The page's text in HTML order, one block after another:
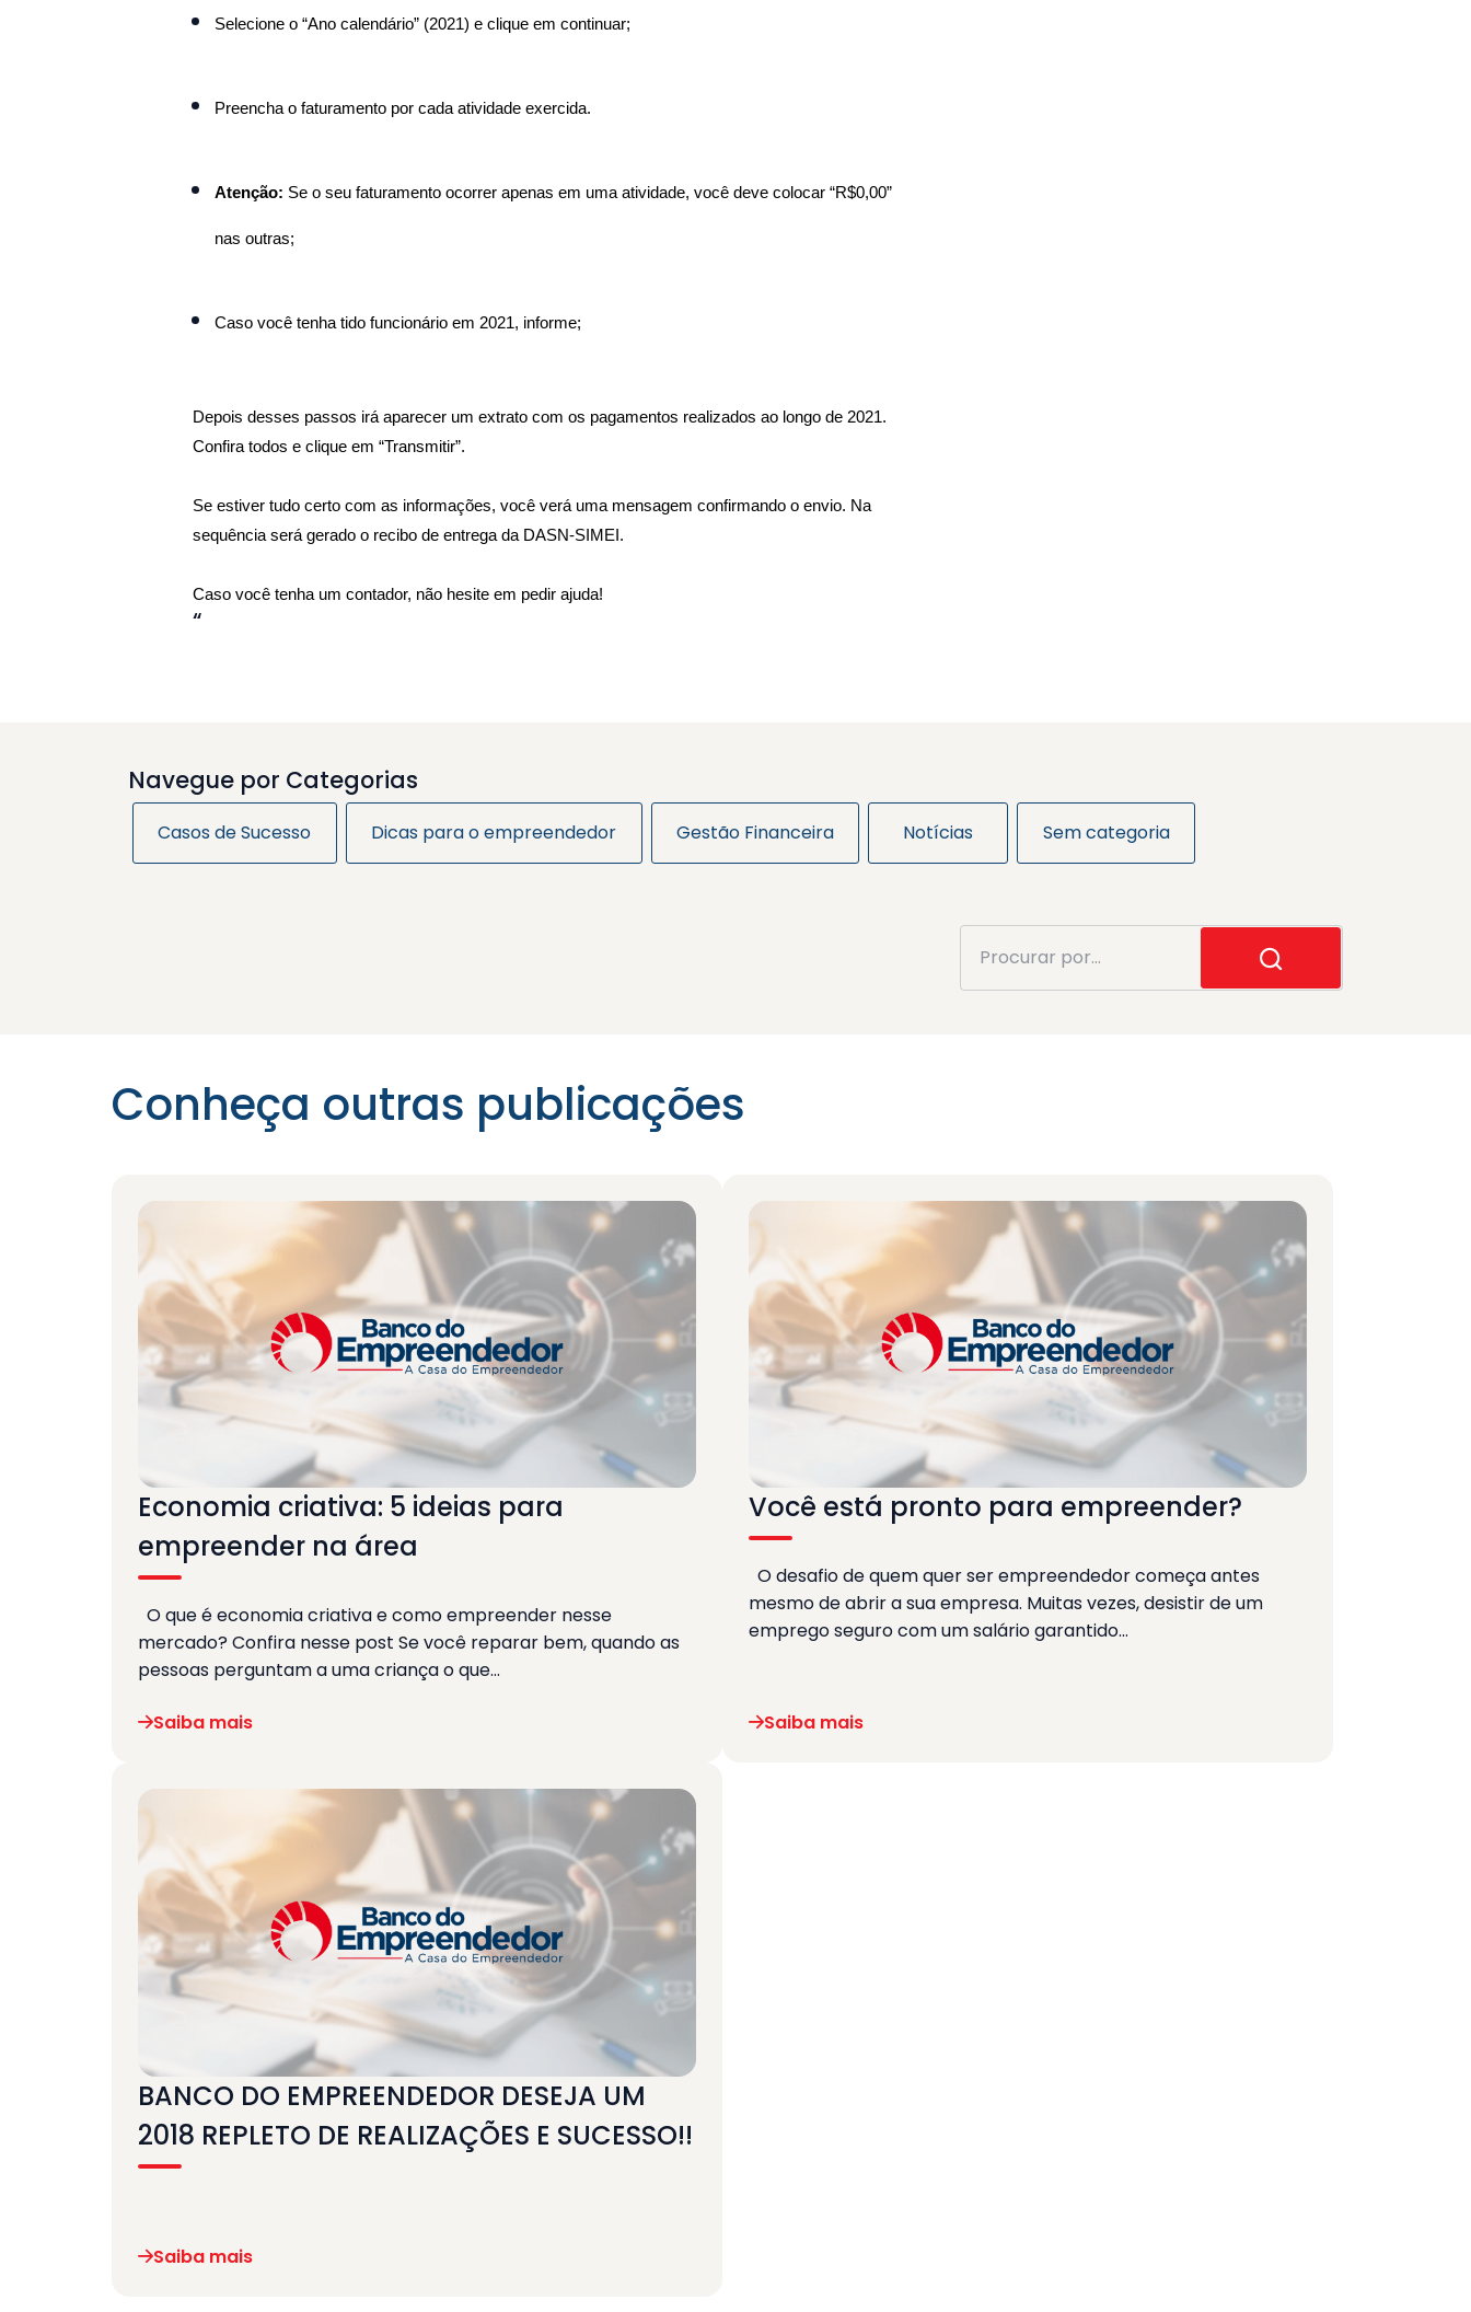
Selecione o “Ano calendário” (2021) e clique em continuar;
Preencha o faturamento por cada atividade exercida.
Atenção: Se o seu faturamento ocorrer apenas em uma atividade, você deve colocar “R$0,00”
nas outras;
Caso você tenha tido funcionário em 2021, informe;
Depois desses passos irá aparecer um extrato com os pagamentos realizados ao longo de 2021.
Confira todos e clique em “Transmitir”.
Se estiver tudo certo com as informações, você verá uma mensagem confirmando o envio. Na
sequência será gerado o recibo de entrega da DASN-SIMEI.
Caso você tenha um contador, não hesite em pedir ajuda!
“
Navegue por Categorias
Casos de Sucesso Dicas para o empreendedor Gestão Financeira Notícias Sem categoria
Conheça outras publicações
Economia criativa: 5 ideias para
empreender na área
O que é economia criativa e como empreender nesse
mercado? Confira nesse post Se você reparar bem, quando as
pessoas perguntam a uma criança o que…
Saiba mais
Você está pronto para empreender?
O desafio de quem quer ser empreendedor começa antes
mesmo de abrir a sua empresa. Muitas vezes, desistir de um
emprego seguro com um salário garantido…
Saiba mais
BANCO DO EMPREENDEDOR DESEJA UM
2018 REPLETO DE REALIZAÇÕES E SUCESSO!!
Saiba mais